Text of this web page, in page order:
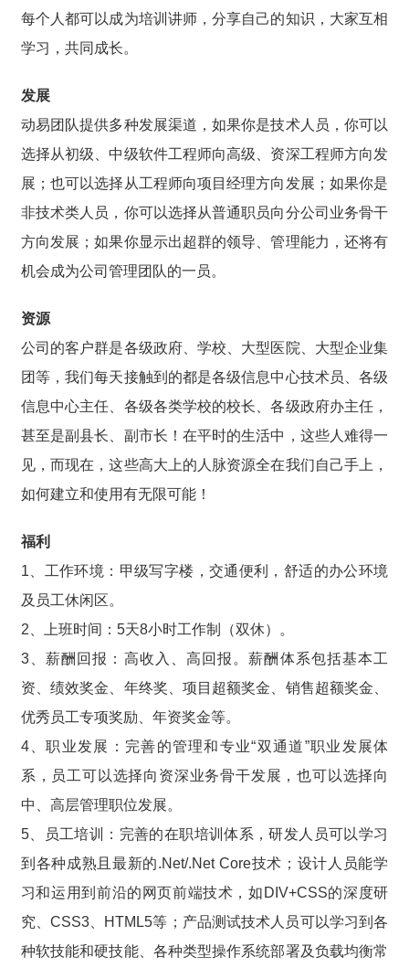
每个人都可以成为培训讲师，分享自己的知识，大家互相
学习，共同成长。
发展
动易团队提供多种发展渠道，如果你是技术人员，你可以
选择从初级、中级软件工程师向高级、资深工程师方向发
展；也可以选择从工程师向项目经理方向发展；如果你是
非技术类人员，你可以选择从普通职员向分公司业务骨干
方向发展；如果你显示出超群的领导、管理能力，还将有
机会成为公司管理团队的一员。
资源
公司的客户群是各级政府、学校、大型医院、大型企业集
团等，我们每天接触到的都是各级信息中心技术员、各级
信息中心主任、各级各类学校的校长、各级政府办主任，
甚至是副县长、副市长！在平时的生活中，这些人难得一
见，而现在，这些高大上的人脉资源全在我们自己手上，
如何建立和使用有无限可能！
福利
1、工作环境：甲级写字楼，交通便利，舒适的办公环境
及员工休闲区。
2、上班时间：5天8小时工作制（双休）。
3、薪酬回报：高收入、高回报。薪酬体系包括基本工
资、绩效奖金、年终奖、项目超额奖金、销售超额奖金、
优秀员工专项奖励、年资奖金等。
4、职业发展：完善的管理和专业“双通道”职业发展体
系，员工可以选择向资深业务骨干发展，也可以选择向
中、高层管理职位发展。
5、员工培训：完善的在职培训体系，研发人员可以学习
到各种成熟且最新的.Net/.Net Core技术；设计人员能学
习和运用到前沿的网页前端技术，如DIV+CSS的深度研
究、CSS3、HTML5等；产品测试技术人员可以学习到各
种软技能和硬技能、各种类型操作系统部署及负载均衡常